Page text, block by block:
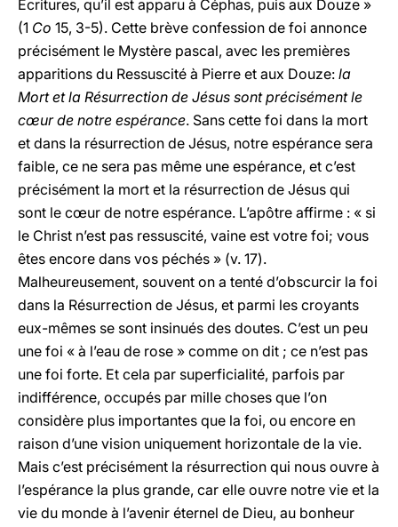
Écritures, qu’il est apparu à Céphas, puis aux Douze »
(1 Co 15, 3-5). Cette brève confession de foi annonce
précisément le Mystère pascal, avec les premières
apparitions du Ressuscité à Pierre et aux Douze: la
Mort et la Résurrection de Jésus sont précisément le
cœur de notre espérance. Sans cette foi dans la mort
et dans la résurrection de Jésus, notre espérance sera
faible, ce ne sera pas même une espérance, et c’est
précisément la mort et la résurrection de Jésus qui
sont le cœur de notre espérance. L’apôtre affirme : « si
le Christ n’est pas ressuscité, vaine est votre foi; vous
êtes encore dans vos péchés » (v. 17).
Malheureusement, souvent on a tenté d’obscurcir la foi
dans la Résurrection de Jésus, et parmi les croyants
eux-mêmes se sont insinués des doutes. C’est un peu
une foi « à l’eau de rose » comme on dit ; ce n’est pas
une foi forte. Et cela par superficialité, parfois par
indifférence, occupés par mille choses que l’on
considère plus importantes que la foi, ou encore en
raison d’une vision uniquement horizontale de la vie.
Mais c’est précisément la résurrection qui nous ouvre à
l’espérance la plus grande, car elle ouvre notre vie et la
vie du monde à l’avenir éternel de Dieu, au bonheur